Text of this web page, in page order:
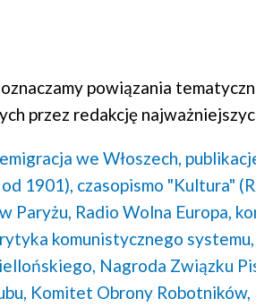
powiązania
przez redakcję
emigracja we Włoszech,
1901), czasopismo "Kultura"
Paryżu, Radio Wolna Europa,
komunistycznego systemu,
Nagroda Związku
Komitet Obrony Robotników,